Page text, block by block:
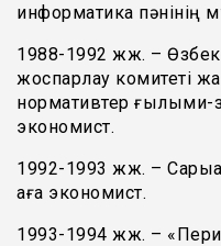
информатика пәнінің
1988-1992 жж. –
жоспарлау комитеті
нормативтер ғылыми-
экономист.
1992-1993 жж. –
аға экономист.
1993-1994 жж. –